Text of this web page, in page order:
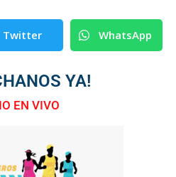
Twitter WhatsApp
YA!
EN VIVO